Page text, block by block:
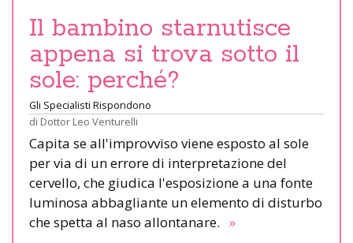
Il bambino starnutisce
appena si trova sotto il
sole: perché?
Gli Specialisti Rispondono
di Dottor Leo Venturelli
Capita se all'improvviso viene esposto al sole
per via di un errore di interpretazione del
cervello, che giudica l'esposizione a una fonte
luminosa abbagliante un elemento di disturbo
che spetta al naso allontanare. »